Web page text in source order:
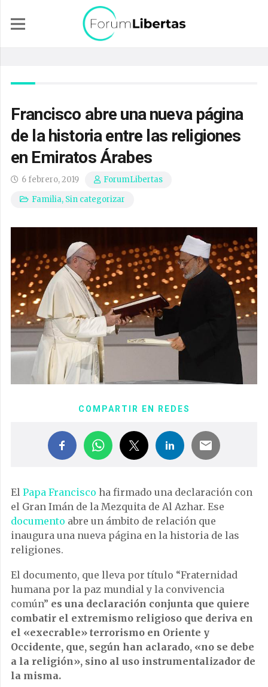
Francisco abre una nueva página
de la historia entre las religiones
en Emiratos Árabes
6 febrero, 2019
ForumLibertas
Familia, Sin categorizar
COMPARTIR EN REDES
El Papa Francisco ha firmado una declaración con
el Gran Imán de la Mezquita de Al Azhar. Ese
documento abre un ámbito de relación que
inaugura una nueva página en la historia de las
religiones.
El documento, que lleva por título “Fraternidad
humana por la paz mundial y la convivencia
común” es una declaración conjunta que quiere
combatir el extremismo religioso que deriva en
el «execrable» terrorismo en Oriente y
Occidente, que, según han aclarado, «no se debe
a la religión», sino al uso instrumentalizador de
la misma.